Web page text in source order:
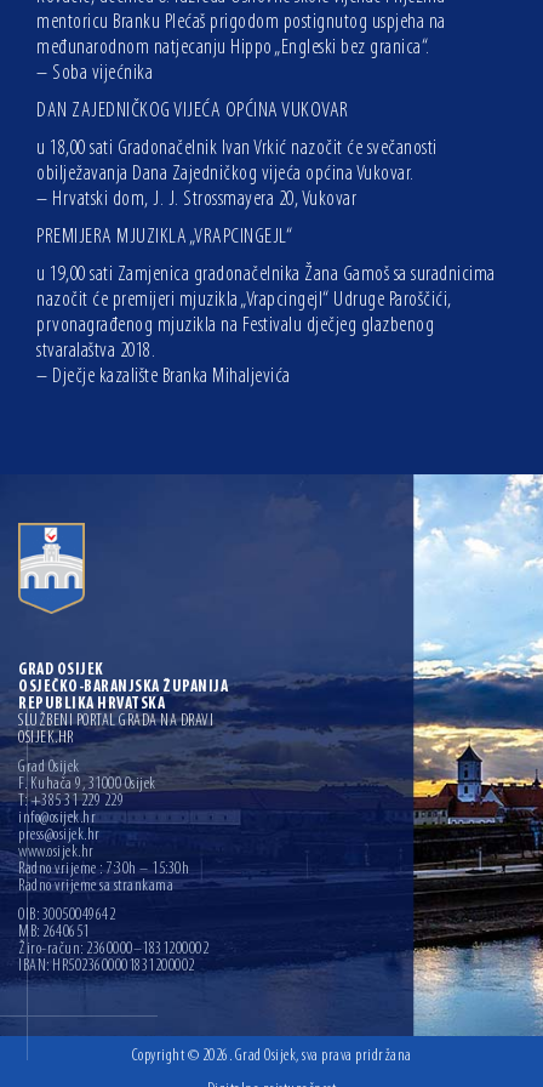
mentoricu Branku Plećaš prigodom postignutog uspjeha na
međunarodnom natjecanju Hippo „Engleski bez granica“.
– Soba vijećnika
DAN ZAJEDNIČKOG VIJEĆA OPĆINA VUKOVAR
u 18,00 sati Gradonačelnik Ivan Vrkić nazočit će svečanosti
obilježavanja Dana Zajedničkog vijeća općina Vukovar.
– Hrvatski dom, J. J. Strossmayera 20, Vukovar
PREMIJERA MJUZIKLA „VRAPCINGEJL“
u 19,00 sati Zamjenica gradonačelnika Žana Gamoš sa suradnicima
nazočit će premijeri mjuzikla „Vrapcingejl“ Udruge Paroščići,
prvonagrađenog mjuzikla na Festivalu dječjeg glazbenog
stvaralaštva 2018.
– Dječje kazalište Branka Mihaljevića
GRAD OSIJEK
OSJEČKO-BARANJSKA ŽUPANIJA
REPUBLIKA HRVATSKA
SLUŽBENI PORTAL GRADA NA DRAVI
OSIJEK.HR
Grad Osijek
F. Kuhača 9, 31000 Osijek
T: +385 31 229 229
info@osijek.hr
press@osijek.hr
www.osijek.hr
Radno vrijeme : 7:30h – 15:30h
Radno vrijeme sa strankama
OIB: 30050049642
MB: 2640651
Žiro-račun: 2360000–1831200002
IBAN: HR5023600001831200002
Copyright © 2026. Grad Osijek, sva prava pridržana